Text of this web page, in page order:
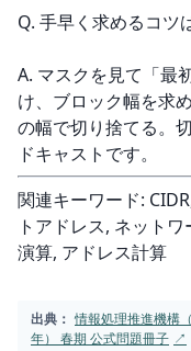
Q. 手早く求めるコツ
A. マスクを見て「最
け、ブロック幅を求
の幅で切り捨てる。
ドキャストです。
関連キーワード:
トアドレス, ネット
演算, アドレス計算
出典： 情報処理推進機構
年） 春期 公式問題冊子 ↗